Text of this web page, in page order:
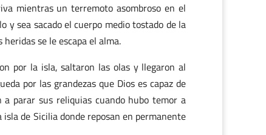
mientras un terremoto asombroso en el
y sea sacado el cuerpo medio tostado de la
se le escapa el alma.
por la isla, saltaron las olas y llegaron al
por las grandezas que Dios es capaz de
parar sus reliquias cuando hubo temor a
de Sicilia donde reposan en permanente